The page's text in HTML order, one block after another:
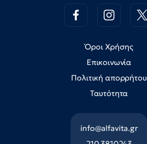
Όροι Χρήσης
Επικοινωνία
Πολιτική απορρήτου
Ταυτότητα
info@alfavita.gr